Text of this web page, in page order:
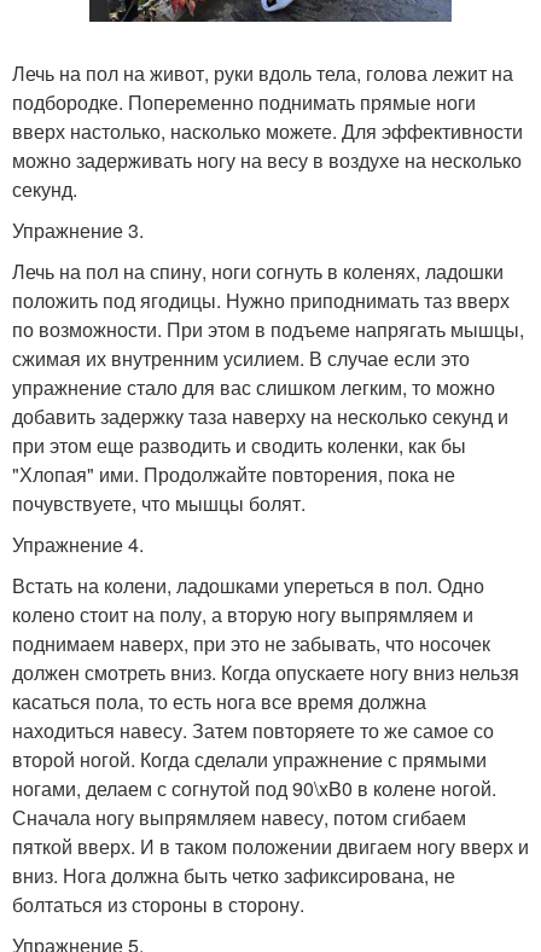
Лечь на пол на живот, руки вдоль тела, голова лежит на
подбородке. Попеременно поднимать прямые ноги
вверх настолько, насколько можете. Для эффективности
можно задерживать ногу на весу в воздухе на несколько
секунд.
Упражнение 3.
Лечь на пол на спину, ноги согнуть в коленях, ладошки
положить под ягодицы. Нужно приподнимать таз вверх
по возможности. При этом в подъеме напрягать мышцы,
сжимая их внутренним усилием. В случае если это
упражнение стало для вас слишком легким, то можно
добавить задержку таза наверху на несколько секунд и
при этом еще разводить и сводить коленки, как бы
"Хлопая" ими. Продолжайте повторения, пока не
почувствуете, что мышцы болят.
Упражнение 4.
Встать на колени, ладошками упереться в пол. Одно
колено стоит на полу, а вторую ногу выпрямляем и
поднимаем наверх, при это не забывать, что носочек
должен смотреть вниз. Когда опускаете ногу вниз нельзя
касаться пола, то есть нога все время должна
находиться навесу. Затем повторяете то же самое со
второй ногой. Когда сделали упражнение с прямыми
ногами, делаем с согнутой под 90\xB0 в колене ногой.
Сначала ногу выпрямляем навесу, потом сгибаем
пяткой вверх. И в таком положении двигаем ногу вверх и
вниз. Нога должна быть четко зафиксирована, не
болтаться из стороны в сторону.
Упражнение 5.